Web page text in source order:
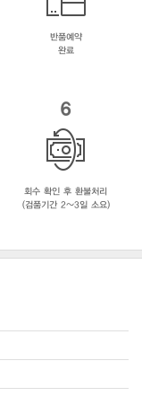
반품예약
완료
6
회수 확인 후 환불처리
(검품기간 2~3일 소요)